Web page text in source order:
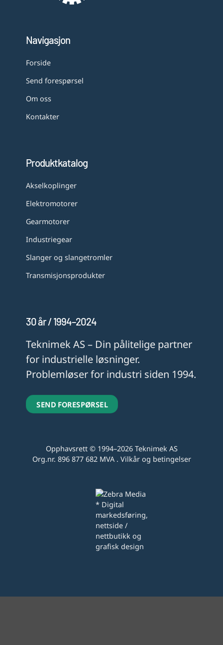
Navigasjon
Forside
Send forespørsel
Om oss
Kontakter
Produktkatalog
Akselkoplinger
Elektromotorer
Gearmotorer
Industriegear
Slanger og slangetromler
Transmisjonsprodukter
30 år / 1994–2024
Teknimek AS – Din pålitelige partner
for industrielle løsninger.
Problemløser for industri siden 1994.
SEND FORESPØRSEL
Opphavsrett © 1994–2026 Teknimek AS
Org.nr. 896 877 682 MVA . Vilkår og betingelser